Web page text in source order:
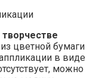
цветной бумаги
в виде
можно